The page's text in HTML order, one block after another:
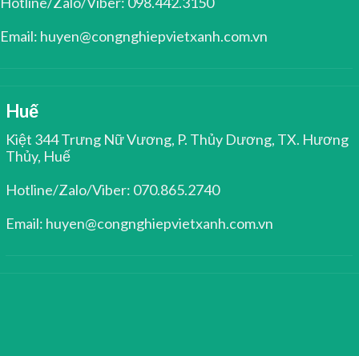
Email: huyen@congnghiepvietxanh.com.vn
Huế
Kiệt 344 Trưng Nữ Vương, P. Thủy Dương, TX. Hương
Thủy, Huế
Hotline/Zalo/Viber: 070.865.2740
Email: huyen@congnghiepvietxanh.com.vn